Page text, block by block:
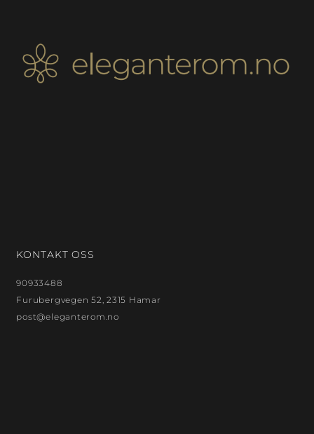
KONTAKT OSS
90933488
Furubergvegen 52, 2315 Hamar
post@eleganterom.no